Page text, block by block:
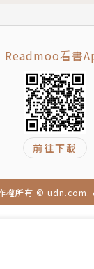
真的能美肌嗎？
對於長壽基因的
郡（現三好市
學科，同大學
所參與腸道營養
為女子營養大
Readmoo看書
前往下載
權所有 © udn.com.